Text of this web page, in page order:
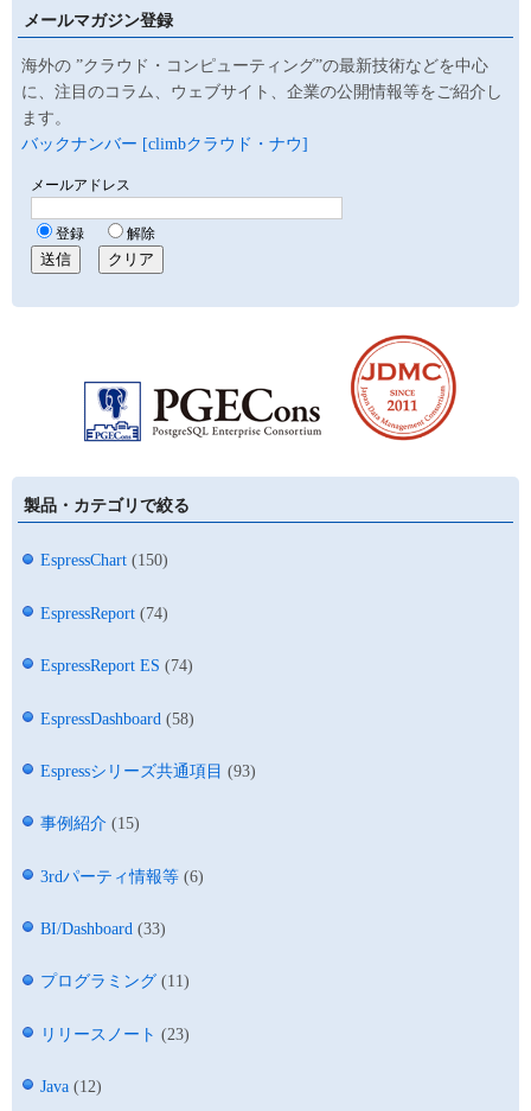
メールマガジン登録
海外の ”クラウド・コンピューティング”の最新技術などを中心
に、注目のコラム、ウェブサイト、企業の公開情報等をご紹介し
ます。
バックナンバー [climbクラウド・ナウ]
製品・カテゴリで絞る
EspressChart (150)
EspressReport (74)
EspressReport ES (74)
EspressDashboard (58)
Espressシリーズ共通項目 (93)
事例紹介 (15)
3rdパーティ情報等 (6)
BI/Dashboard (33)
プログラミング (11)
リリースノート (23)
Java (12)